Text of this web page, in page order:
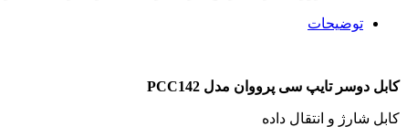
توضیحات
کابل دوسر تایپ سی پرووان مدل PCC142
کابل شارژ و انتقال داده